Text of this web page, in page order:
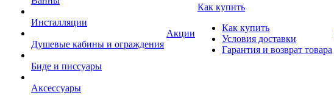
Инсталляции
Душевые кабины и ограждения
Биде и писсуары
Аксессуары
Акции
Как купить
Как купить
Условия доставки
Гарантия и возврат товара